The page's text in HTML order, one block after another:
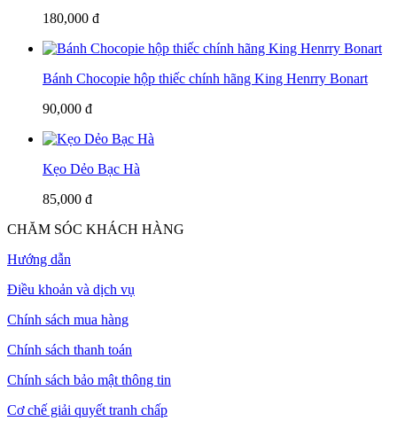
180,000 đ
Bánh Chocopie hộp thiếc chính hãng King Henrry Bonart
90,000 đ
Kẹo Dẻo Bạc Hà
85,000 đ
CHĂM SÓC KHÁCH HÀNG
Hướng dẫn
Điều khoản và dịch vụ
Chính sách mua hàng
Chính sách thanh toán
Chính sách bảo mật thông tin
Cơ chế giải quyết tranh chấp